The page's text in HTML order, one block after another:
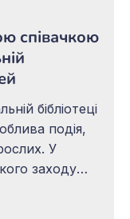
співачкою
бібліотеці
подія,
У
заходу
співачка,